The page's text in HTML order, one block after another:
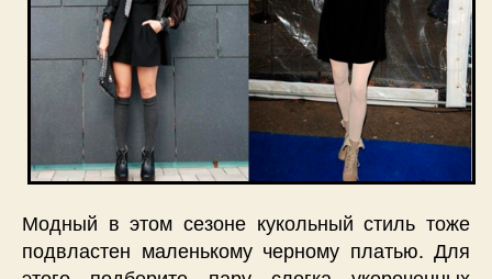
Модный в этом сезоне кукольный стиль тоже
подвластен маленькому черному платью. Для